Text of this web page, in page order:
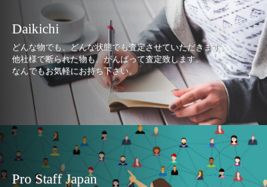
Daikichi
どんな物でも、どんな状態でも査定させていただきます。
他社様で断られた物も、がんばって査定致します。
なんでもお気軽にお持ち下さい。
Pro Staff Japan